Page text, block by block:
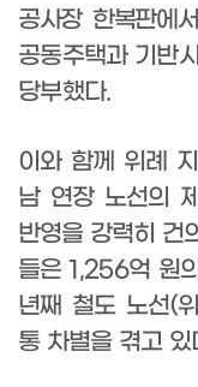
공사장 한복판에
공동주택과 기반
당부했다.
이와 함께 위례
남 연장 노선의 제
반영을 강력히 건
들은 1,256억 원
년째 철도 노선(
통 차별을 겪고